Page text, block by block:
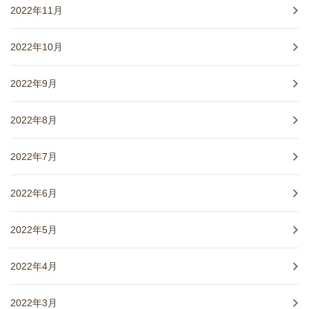
2022年11月
2022年10月
2022年9月
2022年8月
2022年7月
2022年6月
2022年5月
2022年4月
2022年3月